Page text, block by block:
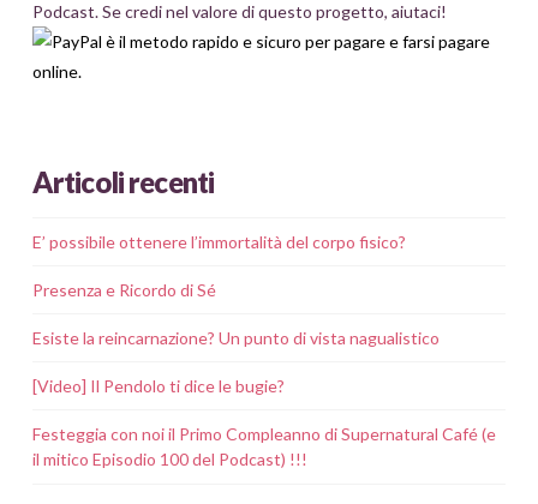
Podcast. Se credi nel valore di questo progetto, aiutaci!
Articoli recenti
E’ possibile ottenere l’immortalità del corpo fisico?
Presenza e Ricordo di Sé
Esiste la reincarnazione? Un punto di vista nagualistico
[Video] Il Pendolo ti dice le bugie?
Festeggia con noi il Primo Compleanno di Supernatural Café (e
il mitico Episodio 100 del Podcast) !!!